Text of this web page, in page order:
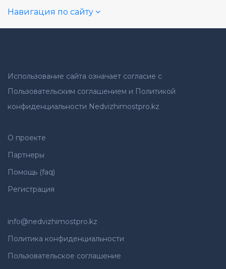
Навигация по сайту
Использование сайта означает согласие с
Пользовательским соглашением и Политикой
конфиденциальности Nedvizhimostpro.kz
О проекте
Партнеры
Помощь (faq)
Регистрация
info@nedvizhimostpro.kz
Политика конфиденциальности
Пользовательское соглашение